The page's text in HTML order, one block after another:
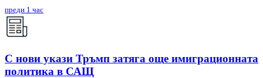
преди 1 час
С нови укази Тръмп затяга още имиграционната
политика в САЩ